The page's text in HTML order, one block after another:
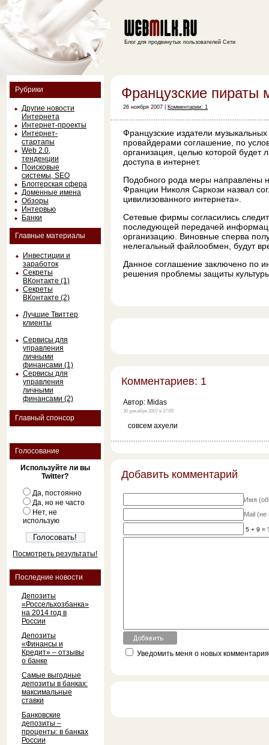
Рубрики
Другие новости
Интернета
Интернет-проекты
Интернет-
стартапы
Web 2.0,
тенденции
Поисковые
системы, SEO
Блоггерская сфера
Доменные имена
Обзоры
Интервью
Банки
Главные материалы
Инвестиции и
заработок
Секреты
ВКонтакте (1)
Секреты
ВКонтакте (2)
Лучшие Твиттер
клиенты
Сервисы для
управления
личными
финансами (1)
Сервисы для
управления
личными
финансами (2)
Главный спонсор
Голосование
Используйте ли вы
Twitter?
Да, постоянно
Да, но не часто
Нет, не
использую
Посмотреть результаты!
Последние новости
Депозиты
«Россельхозбанка»
на 2014 год в
России
Депозиты
«Финансы и
Кредит» – отзывы
о банке
Самые выгодные
депозиты в банках:
максимальные
ставки
Банковские
депозиты –
проценты: в банках
России
Блог для продвинутых пользователей Сети
Французские пираты
26 ноября 2007 | Комментарии: 1
Французские издатели
провайдерами соглашение, по
организация, целью которой будет
доступа в интернет.
Подобного рода меры направлены
Франции Николя Саркози назвал
цивилизованного интернета».
Сетевые фирмы согласились
последующей передачей
организацию. Виновные сперва
нелегальный файлообмен, будут
Данное соглашение заключено по
решения проблемы защиты
Комментариев: 1
Автор: Midas
30 декабря 2007 в 17:05
совсем ахуели
Добавить комментарий
Имя
Mail (не
5 + 9 =
Уведомить меня о новых